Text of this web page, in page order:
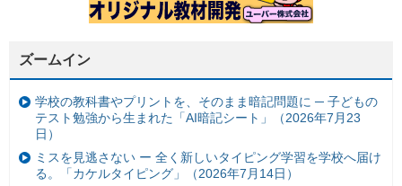
ズームイン
学校の教科書やプリントを、そのまま暗記問題に ─ 子どもの
テスト勉強から生まれた「AI暗記シート」（2026年7月23
日）
ミスを見逃さない ー 全く新しいタイピング学習を学校へ届け
る。「カケルタイピング」（2026年7月14日）